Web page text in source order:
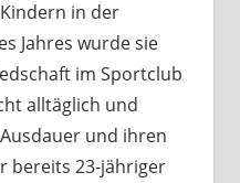
in der
Jahres wurde sie
im Sportclub
alltäglich und
und ihren
bereits 23-jähriger